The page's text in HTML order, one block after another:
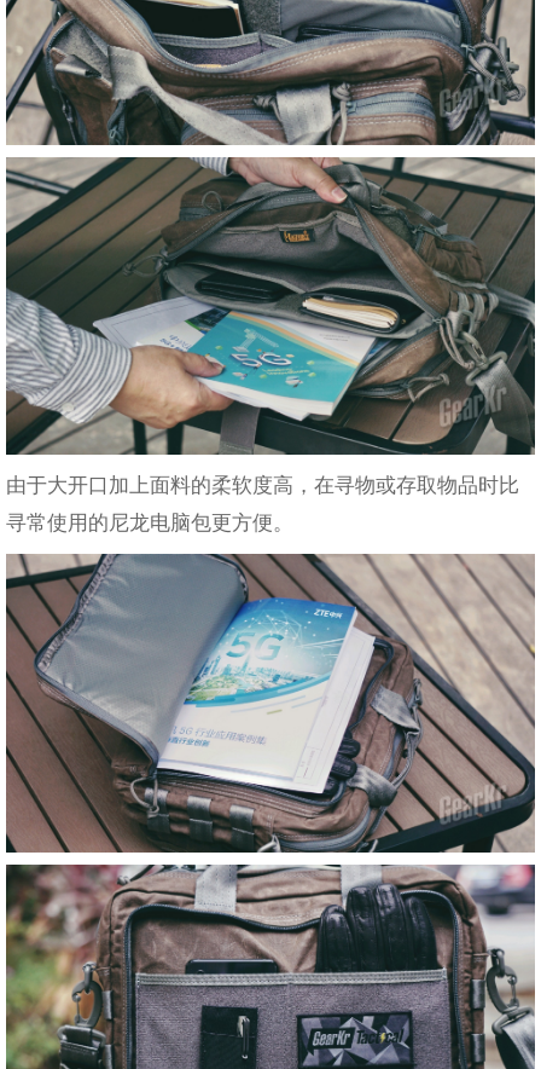
由于大开口加上面料的柔软度高，在寻物或存取物品时比
寻常使用的尼龙电脑包更方便。